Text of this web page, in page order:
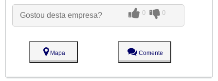
Gostou desta empresa? 0 0
Mapa Comente